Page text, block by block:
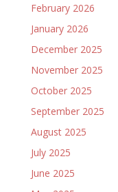
February 2026
January 2026
December 2025
November 2025
October 2025
September 2025
August 2025
July 2025
June 2025